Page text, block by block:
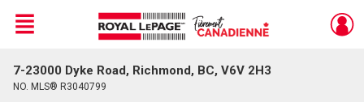
Live
En Direct
Menu
7-23000 Dyke Road, Richmond, BC, V6V 2H3
NO. MLS® R3040799